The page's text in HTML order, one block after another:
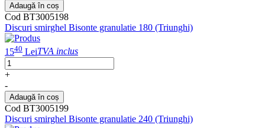
Adaugă în coș
Cod BT3005198
Discuri smirghel Bisonte granulatie 180 (Triunghi)
1540 LeiTVA inclus
+
-
Adaugă în coș
Cod BT3005199
Discuri smirghel Bisonte granulatie 240 (Triunghi)